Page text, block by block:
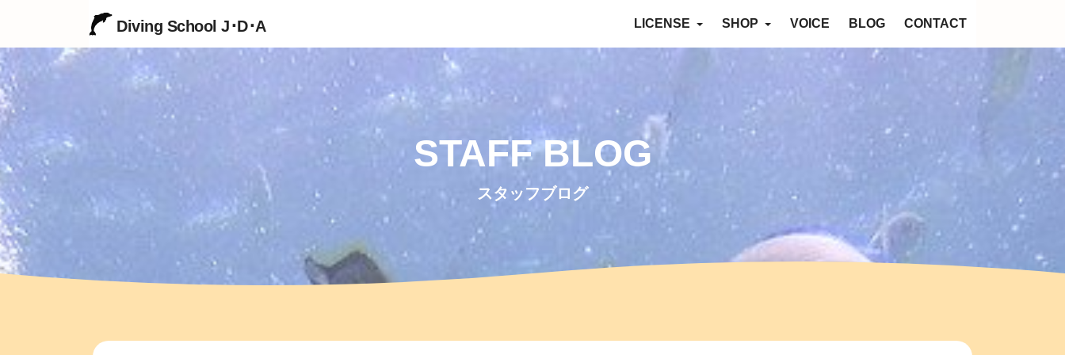
Diving School J･D･A LICENSE SHOP VOICE BLOG CONTACT
STAFF BLOG
スタッフブログ